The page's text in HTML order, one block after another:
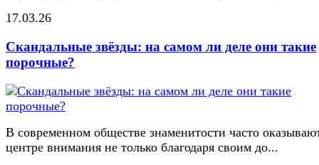
17.03.26
Скандальные звёзды: на самом ли деле они такие
порочные?
В современном обществе знаменитости часто
центре внимания не только благодаря своим до...